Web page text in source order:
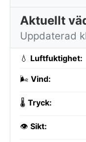
Aktuellt
Uppdaterad
💧 Luftfuktighet:
🌬️ Vind:
🌡️ Tryck:
👁️ Sikt: